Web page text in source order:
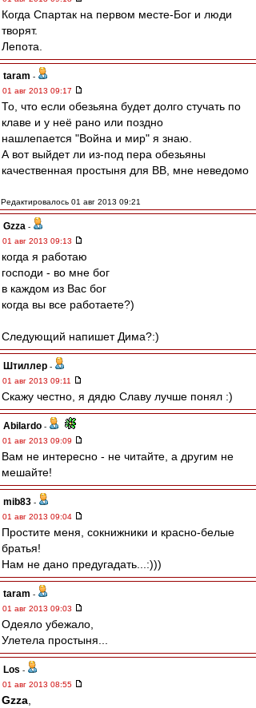
Когда Спартак на первом месте-Бог и люди
творят.
Лепота.
taram -
01 авг 2013 09:17
То, что если обезьяна будет долго стучать по
клаве и у неё рано или поздно
нашлепается "Война и мир" я знаю.
А вот выйдет ли из-под пера обезьяны
качественная простыня для ВВ, мне неведомо
Редактировалось 01 авг 2013 09:21
Gzza -
01 авг 2013 09:13
когда я работаю
господи - во мне бог
в каждом из Вас бог
когда вы все работаете?)
Следующий напишет Дима?:)
Штиллер -
01 авг 2013 09:11
Скажу честно, я дядю Славу лучше понял :)
Abilardo -
01 авг 2013 09:09
Вам не интересно - не читайте, а другим не
мешайте!
mib83 -
01 авг 2013 09:04
Простите меня, сокнижники и красно-белые
братья!
Нам не дано предугадать...:)))
taram -
01 авг 2013 09:03
Одеяло убежало,
Улетела простыня...
Los -
01 авг 2013 08:55
Gzza